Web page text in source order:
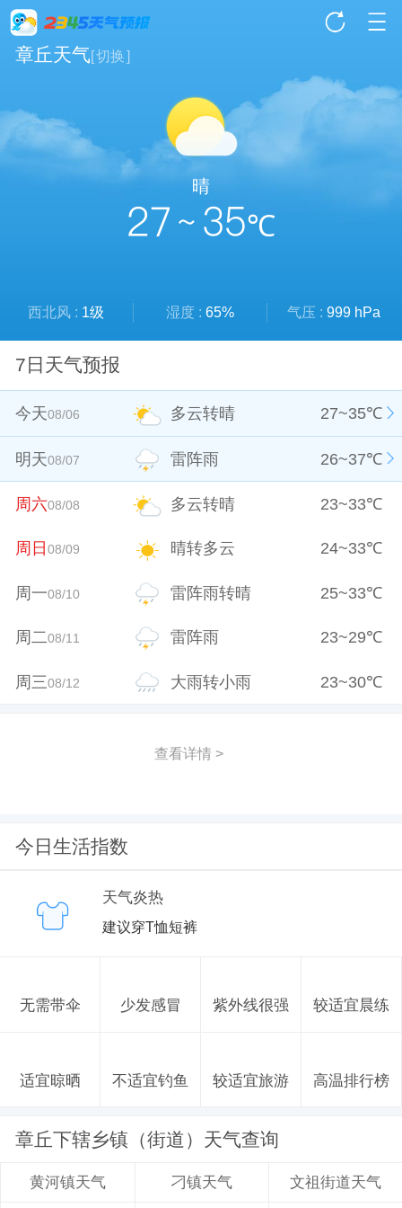
章丘天气[切换]
晴
27 ~ 35℃
西北风 : 1级 湿度 : 65% 气压 : 999 hPa
7日天气预报
今天08/06 多云转晴 27~35℃
明天08/07 雷阵雨 26~37℃
周六08/08 多云转晴 23~33℃
周日08/09 晴转多云 24~33℃
周一08/10 雷阵雨转晴 25~33℃
周二08/11 雷阵雨 23~29℃
周三08/12 大雨转小雨 23~30℃
查看详情 >
今日生活指数
天气炎热
建议穿T恤短裤
无需带伞 少发感冒 紫外线很强 较适宜晨练
适宜晾晒 不适宜钓鱼 较适宜旅游 高温排行榜
章丘下辖乡镇（街道）天气查询
黄河镇天气 刁镇天气 文祖街道天气